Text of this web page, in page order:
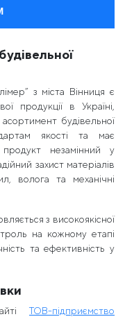
з міста Вінниця є
продукції в Україні,
будівельної
якості та має
незамінний у
захист матеріалів
волога та механічні
з високоякісної
на кожному етапі
та ефективність у
ТОВ-підприємство